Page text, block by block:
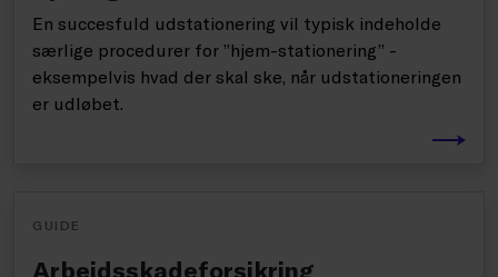
En succesfuld udstationering vil typisk indeholde
særlige procedurer for ”hjem-stationering” -
eksempelvis hvad der skal ske, når udstationeringen
er udløbet.
GUIDE
Arbejdsskadeforsikring